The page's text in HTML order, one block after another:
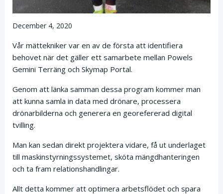
December 4, 2020
Vår mättekniker var en av de första att identifiera
behovet när det gäller ett samarbete mellan Powels
Gemini Terräng och Skymap Portal.
Genom att länka samman dessa program kommer man
att kunna samla in data med drönare, processera
drönarbilderna och generera en georefererad digital
tvilling.
Man kan sedan direkt projektera vidare, få ut underlaget
till maskinstyrningssystemet, sköta mängdhanteringen
och ta fram relationshandlingar.
Allt detta kommer att optimera arbetsflödet och spara